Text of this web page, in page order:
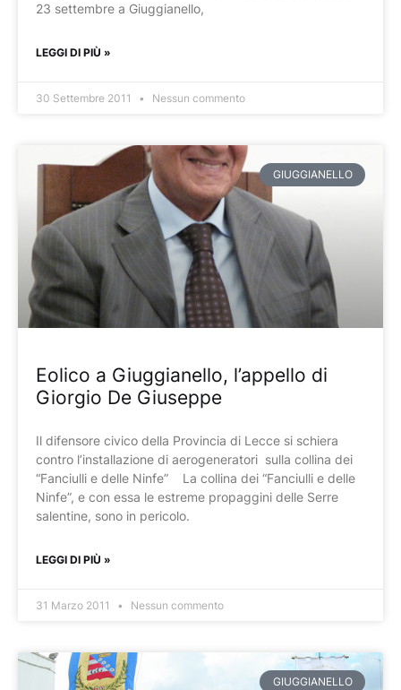
23 settembre a Giuggianello,
LEGGI DI PIÙ »
30 Settembre 2011 Nessun commento
GIUGGIANELLO
Eolico a Giuggianello, l’appello di
Giorgio De Giuseppe
Il difensore civico della Provincia di Lecce si schiera
contro l’installazione di aerogeneratori sulla collina dei
“Fanciulli e delle Ninfe” La collina dei “Fanciulli e delle
Ninfe”, e con essa le estreme propaggini delle Serre
salentine, sono in pericolo.
LEGGI DI PIÙ »
31 Marzo 2011 Nessun commento
GIUGGIANELLO